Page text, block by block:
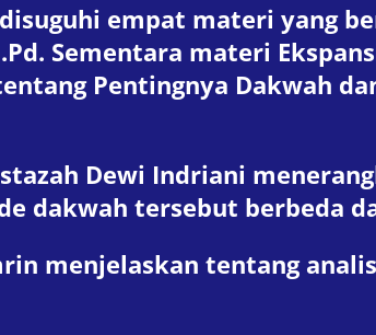
empat materi yang
Sementara materi
Pentingnya Dakwah
Dewi Indriani
dakwah tersebut berbeda
menjelaskan tentang